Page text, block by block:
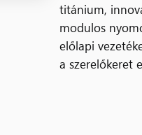
titánium,
modulos
előlapi
a szerelőkeret